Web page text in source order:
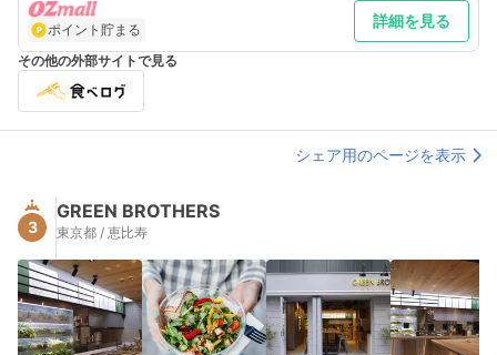
ポイント貯まる 詳細を見る
その他の外部サイトで見る
シェア用のページを表示
3
GREEN BROTHERS
東京都 / 恵比寿